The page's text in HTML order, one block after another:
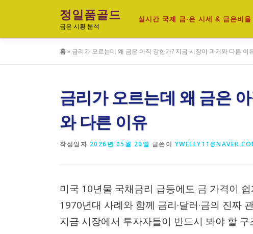
로
정일품골드
금은 시황 분석
실시간 국제 금·은 시세 & 금은비율
홈» 금리가 오르는데 왜 금은 아직 강한가? 지금 시장이 과거와 다른 이
금리가 오르는데 왜 금은
와 다른 이유
작성일자 2026년 05월 20일 글쓴이
미국 10년물 국채금리 급등에도 금 가격이
1970년대 사례와 함께 금리·달러·금의 진짜
지금 시장에서 투자자들이 반드시 봐야 할 구